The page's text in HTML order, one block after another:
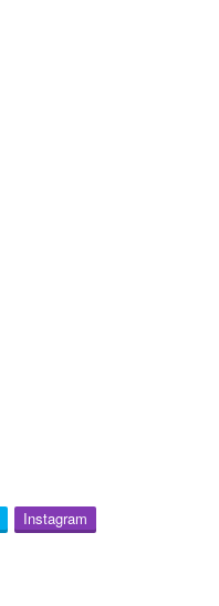
Instagram